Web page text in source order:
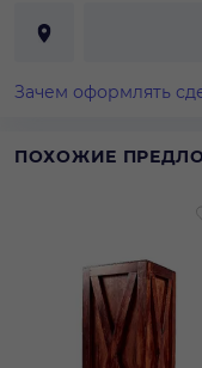
Зачем оформлять
ПОХОЖИЕ